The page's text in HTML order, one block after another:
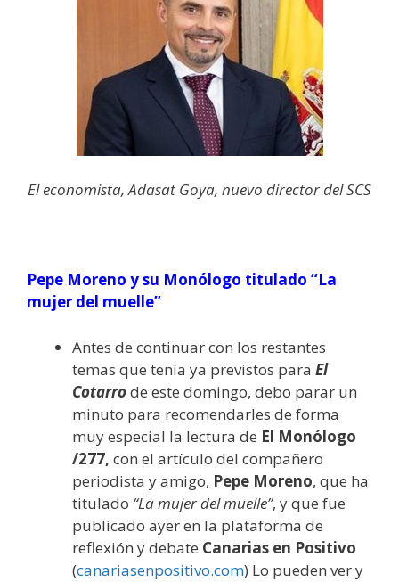
El economista, Adasat Goya, nuevo director del SCS
Pepe Moreno y su Monólogo titulado “La
mujer del muelle”
Antes de continuar con los restantes
temas que tenía ya previstos para El
Cotarrode este domingo, debo parar un
minuto para recomendarles de forma
muy especial la lectura de El Monólogo
/277, con el artículo del compañero
periodista y amigo, Pepe Moreno, que ha
titulado “La mujer del muelle”, y que fue
publicado ayer en la plataforma de
reflexión y debate Canarias en Positivo
(canariasenpositivo.com) Lo pueden ver y